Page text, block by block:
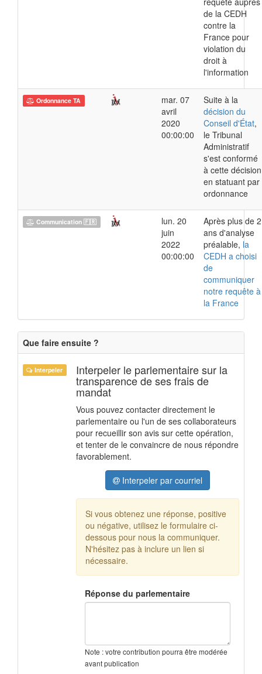
de la CEDH
contre la
France pour
violation du
droit à
l'information
Ordonnance TA
mar. 07
avril
2020
00:00:00
Suite à la
décision du
Conseil d'État,
le Tribunal
Administratif
s'est conformé
à cette décision
en statuant par
ordonnance
Communication 🇫🇷
lun. 20
juin
2022
00:00:00
Après plus de 2
ans d'analyse
préalable, la
CEDH a choisi
de
communiquer
notre requête à
la France
Que faire ensuite ?
Interpeler Interpeler le parlementaire sur la
transparence de ses frais de
mandat
Vous pouvez contacter directement le
parlementaire ou l'un de ses collaborateurs
pour recueillir son avis sur cette opération,
et tenter de le convaincre de nous répondre
favorablement.
Interpeler par courriel
Si vous obtenez une réponse, positive
ou négative, utilisez le formulaire ci-
dessous pour nous la communiquer.
N'hésitez pas à inclure un lien si
nécessaire.
Réponse du parlementaire
Note : votre contribution pourra être modérée
avant publication